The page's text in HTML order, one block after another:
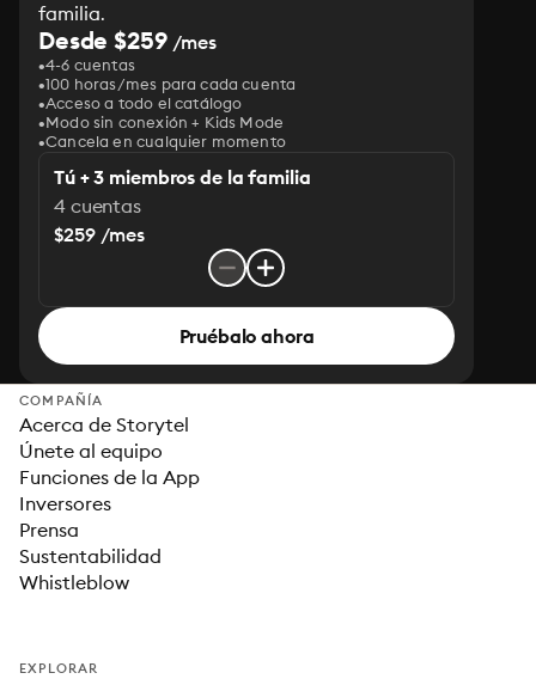
familia.
Desde $259/mes
4-6 cuentas
100 horas/mes para cada cuenta
Acceso a todo el catálogo
Modo sin conexión + Kids Mode
Cancela en cualquier momento
Tú + 3 miembros de la familia
4 cuentas
$259 /mes
Pruébalo ahora
COMPAÑÍA
Acerca de Storytel
Únete al equipo
Funciones de la App
Inversores
Prensa
Sustentabilidad
Whistleblow
EXPLORAR